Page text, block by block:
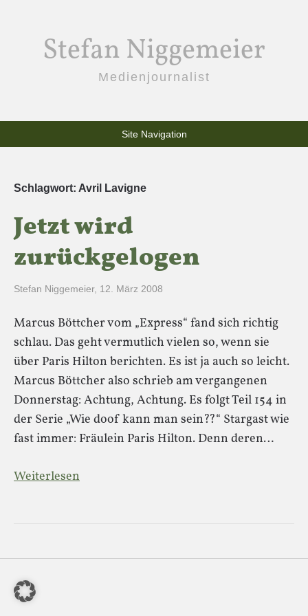
Stefan Niggemeier
Medienjournalist
Site Navigation
Schlagwort: Avril Lavigne
Jetzt wird
zurückgelogen
Stefan Niggemeier, 12. März 2008
Marcus Böttcher vom „Express“ fand sich richtig
schlau. Das geht vermutlich vielen so, wenn sie
über Paris Hilton berichten. Es ist ja auch so leicht.
Marcus Böttcher also schrieb am vergangenen
Donnerstag: Achtung, Achtung. Es folgt Teil 154 in
der Serie „Wie doof kann man sein??“ Stargast wie
fast immer: Fräulein Paris Hilton. Denn deren…
Weiterlesen